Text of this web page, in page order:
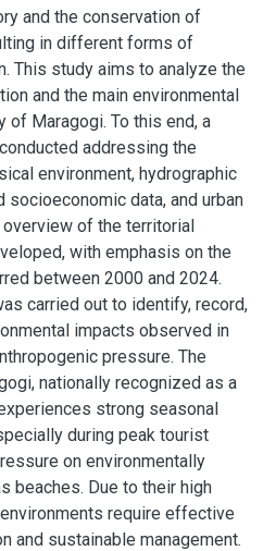
and the conservation of
in different forms of
This study aims to analyze the
and the main environmental
of Maragogi. To this end, a
addressing the
environment, hydrographic
socioeconomic data, and urban
of the territorial
with emphasis on the
between 2000 and 2024.
carried out to identify, record,
impacts observed in
pressure. The
nationally recognized as a
strong seasonal
during peak tourist
on environmentally
beaches. Due to their high
require effective
and sustainable management.